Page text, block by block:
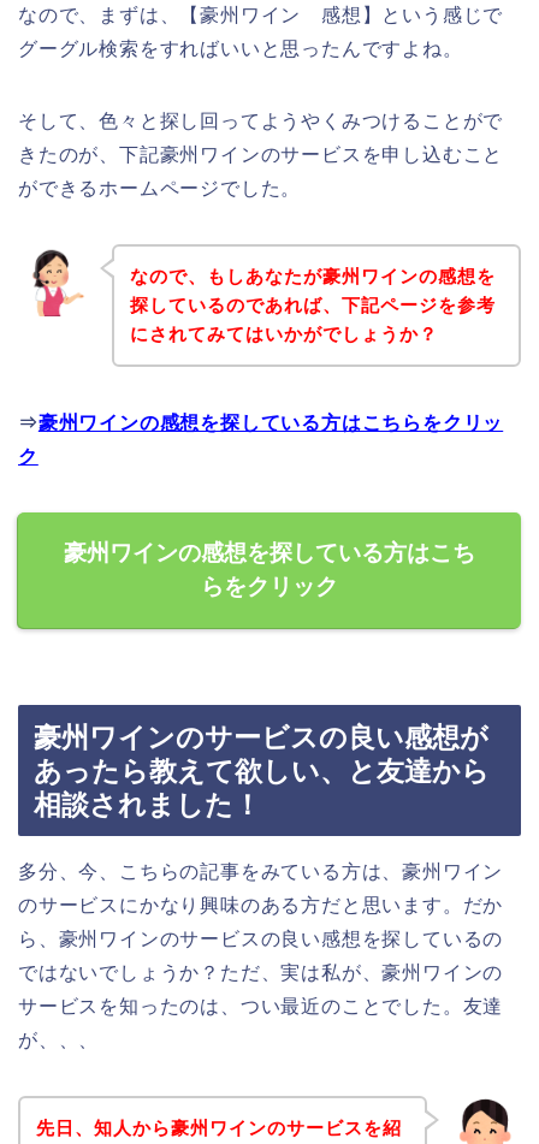
なので、まずは、【豪州ワイン 感想】という感じで
グーグル検索をすればいいと思ったんですよね。
そして、色々と探し回ってようやくみつけることがで
きたのが、下記豪州ワインのサービスを申し込むこと
ができるホームページでした。
なので、もしあなたが豪州ワインの感想を
探しているのであれば、下記ページを参考
にされてみてはいかがでしょうか？
⇒豪州ワインの感想を探している方はこちらをクリッ
ク
豪州ワインの感想を探している方はこち
らをクリック
豪州ワインのサービスの良い感想が
あったら教えて欲しい、と友達から
相談されました！
多分、今、こちらの記事をみている方は、豪州ワイン
のサービスにかなり興味のある方だと思います。だか
ら、豪州ワインのサービスの良い感想を探しているの
ではないでしょうか？ただ、実は私が、豪州ワインの
サービスを知ったのは、つい最近のことでした。友達
が、、、
先日、知人から豪州ワインのサービスを紹